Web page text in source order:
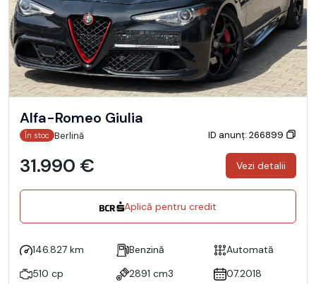
Alfa-Romeo Giulia
În stoc Berlină ID anunț: 266899
31.990 € Vezi detalii
Aplică pentru credit
146.827 km Benzină
Automată
510 cp
2891 cm3 07.2018